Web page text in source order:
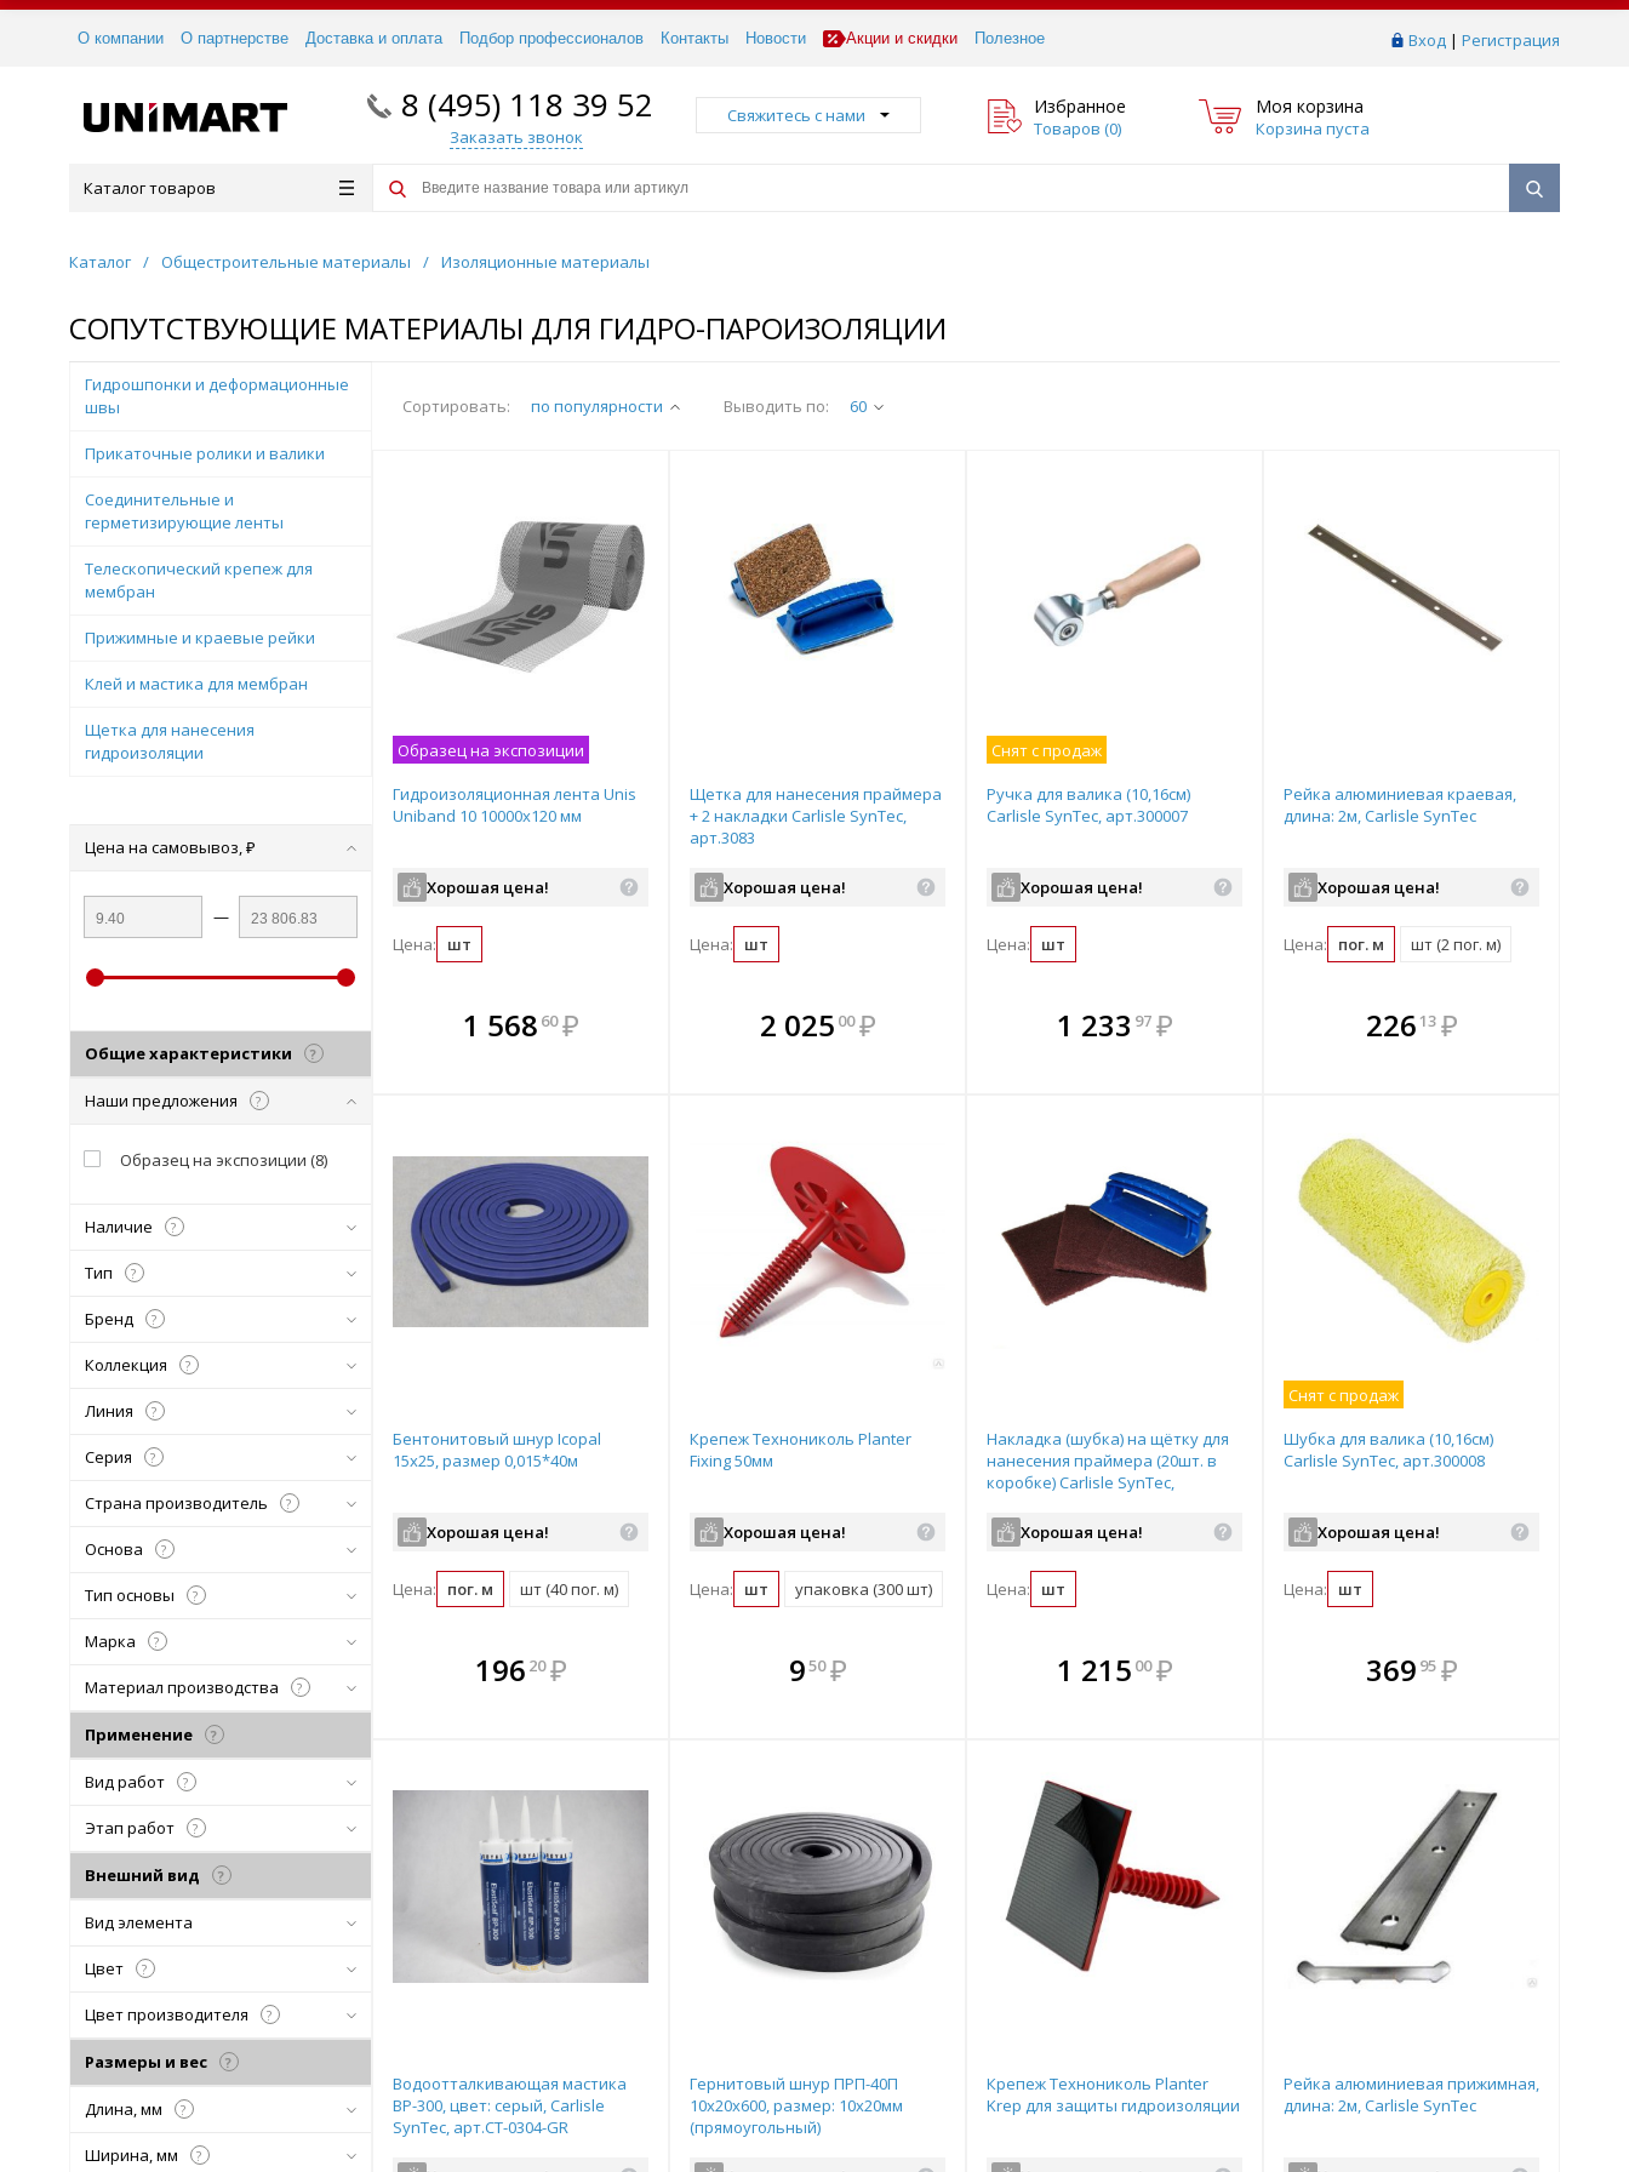
Вход | Регистрация
О компании О партнерстве Доставка и оплата Подбор профессионалов Контакты Новости Акции и скидки Полезное
8 (495) 118 39 52
Заказать звонок
Свяжитесь с нами Избранное
Товаров (0)
Моя корзина
Корзина пуста
Каталог товаров
Каталог / Общестроительные материалы / Изоляционные материалы
СОПУТСТВУЮЩИЕ МАТЕРИАЛЫ ДЛЯ ГИДРО-ПАРОИЗОЛЯЦИИ
Сортировать: по популярности Выводить по: 60
Образец на экспозиции
Гидроизоляционная лента Unis
Uniband 10 10000х120 мм
Хорошая цена!
Цена: шт
всегда выгоднее!
Подобрать комплект
1 568 60 ₽
В комплекте
всегда выгоднее!
Щетка для нанесения праймера
+ 2 накладки Carlisle SynTec,
арт.3083
Хорошая цена!
Цена: шт
В комплекте
всегда выгоднее!
2 025 00 ₽
В комплекте
всегда выгоднее!
Снят с продаж
Ручка для валика (10,16см)
Carlisle SynTec, арт.300007
Хорошая цена!
Цена: шт
В комплекте
всегда выгоднее!
1 233 97 ₽
В комплекте
всегда выгоднее!
Рейка алюминиевая краевая,
длина: 2м, Carlisle SynTec
Хорошая цена!
Цена: пог. м шт (2 пог. м)
В комплекте
всегда выгоднее!
226 13 ₽
Бентонитовый шнур Icopal
15х25, размер 0,015*40м
Хорошая цена!
Цена: пог. м шт (40 пог. м)
всегда выгоднее!
Подобрать комплект
196 20 ₽
В комплекте
всегда выгоднее!
Крепеж Технониколь Planter
Fixing 50мм
Хорошая цена!
Цена: шт упаковка (300 шт)
В комплекте
всегда выгоднее!
950 ₽
В комплекте
всегда выгоднее!
Накладка (шубка) на щётку для
нанесения праймера (20шт. в
коробке) Carlisle SynTec,
Хорошая цена!
Цена: шт
В комплекте
всегда выгоднее!
1 215 00 ₽
В комплекте
всегда выгоднее!
Снят с продаж
Шубка для валика (10,16см)
Carlisle SynTec, арт.300008
Хорошая цена!
Цена: шт
В комплекте
всегда выгоднее!
369 95 ₽
Водоотталкивающая мастика
BP-300, цвет: серый, Carlisle
SynTec, арт.CT-0304-GR
Гернитовый шнур ПРП-40П
10x20x600, размер: 10х20мм
(прямоугольный)
Крепеж Технониколь Planter
Krep для защиты гидроизоляции
Рейка алюминиевая прижимная,
длина: 2м, Carlisle SynTec
Гидрошпонки и деформационные
швы
Прикаточные ролики и валики
Соединительные и
герметизирующие ленты
Телескопический крепеж для
мембран
Прижимные и краевые рейки
Клей и мастика для мембран
Щетка для нанесения
гидроизоляции
Цена на самовывоз, ₽
—
Общие характеристики ?
Наши предложения ?
Образец на экспозиции (8)
Наличие ?
Тип ?
Бренд ?
Коллекция ?
Линия ?
Серия ?
Страна производитель ?
Основа ?
Тип основы ?
Марка ?
Материал производства ?
Применение ?
Вид работ ?
Этап работ ?
Внешний вид ?
Вид элемента
Цвет ?
Цвет производителя ?
Размеры и вес ?
Длина, мм ?
Ширина, мм ?